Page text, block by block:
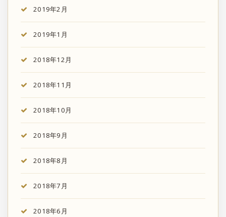
2019年2月
2019年1月
2018年12月
2018年11月
2018年10月
2018年9月
2018年8月
2018年7月
2018年6月